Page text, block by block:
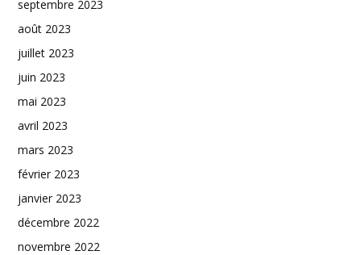
septembre 2023
août 2023
juillet 2023
juin 2023
mai 2023
avril 2023
mars 2023
février 2023
janvier 2023
décembre 2022
novembre 2022